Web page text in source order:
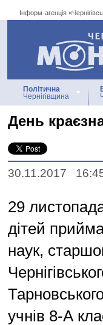
Інформ-агенція
Інформ-
Політична
Чернігівщина
День
30.11.2017
29
дітей
наук,
учнів 8-А